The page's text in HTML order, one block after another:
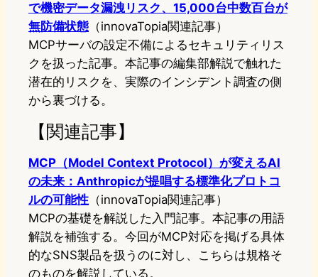
で機密データ漏洩リスク、15,000台中数百台が
無防備状態 （innovaTopia関連記事）
MCPサーバの設定不備によるセキュリティリス
クを扱った記事。本記事の編集部解説で触れた
潜在的リスクを、実際のインシデント調査の側
から裏づける。
【関連記事】
MCP（Model Context Protocol）が変えるAI
の未来：Anthropicが提唱する標準化プロトコ
ルの可能性 （innovaTopia関連記事）
MCPの基礎を解説した入門記事。本記事の用語
解説を補強する。今回がMCP対応を掲げる具体
的なSNS製品を扱うのに対し、こちらは規格そ
のものを解説している。